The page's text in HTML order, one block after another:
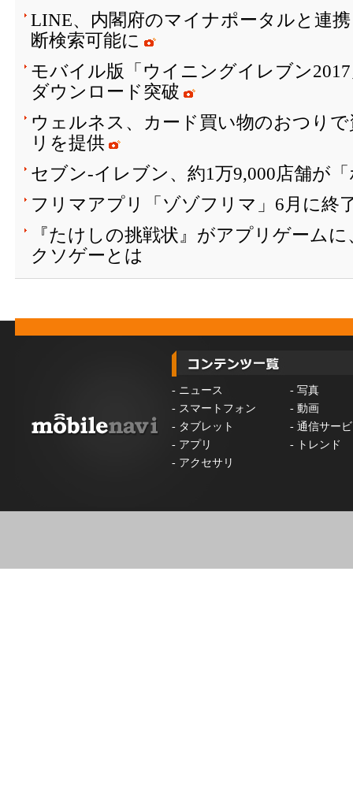
LINE、内閣府のマイナポータルと連
断検索可能に
モバイル版「ウイニングイレブン
ダウンロード突破
ウェルネス、カード買い物のおつり
リを提供
セブン‐イレブン、約1万9,000店舗が
フリマアプリ「ゾゾフリマ」6月に終
『たけしの挑戦状』がアプリゲーム
クソゲーとは
- ニュース - 写真
- スマートフォン - 動画
- タブレット - 通信サー
- アプリ -
トレンド
- アクセサリ